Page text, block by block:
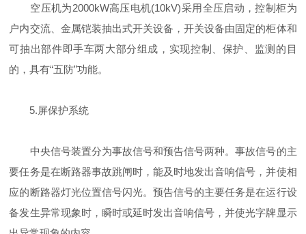
空压机为2000kW高压电机(10kV)采用全压启动，控制柜为
户内交流、金属铠装抽出式开关设备，开关设备由固定的柜体和
可抽出部件即手车两大部分组成，实现控制、保护、监测的目
的，具有“五防”功能。
5.屏保护系统
中央信号装置分为事故信号和预告信号两种。事故信号的主
要任务是在断路器事故跳闸时，能及时地发出音响信号，并使相
应的断路器灯光位置信号闪光。预告信号的主要任务是在运行设
备发生异常现象时，瞬时或延时发出音响信号，并使光字牌显示